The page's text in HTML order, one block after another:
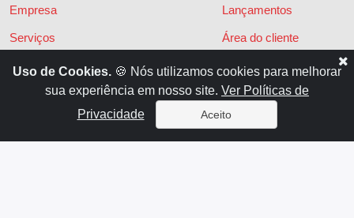
Empresa
Serviços
Financiamentos
Locações
Lançamentos
Área do cliente
Políticas de privacidade
Contato
Uso de Cookies. 🍪 Nós utilizamos cookies para melhorar
sua experiência em nosso site. Ver Políticas de
Privacidade
Aceito